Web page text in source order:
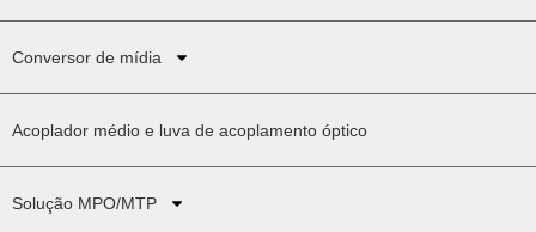
Conversor de mídia
Acoplador médio e luva de acoplamento óptico
Solução MPO/MTP